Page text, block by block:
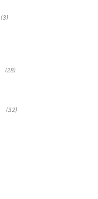
(3)
(28)
(32)